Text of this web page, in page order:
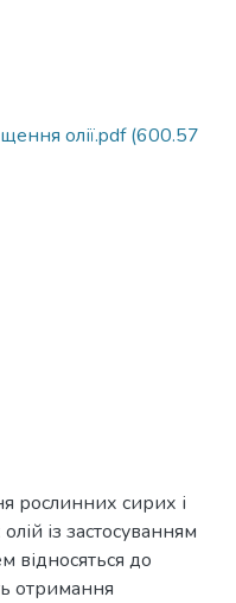
олії.pdf(600.57
рослинних сирих і
із застосуванням
відносяться до
отримання